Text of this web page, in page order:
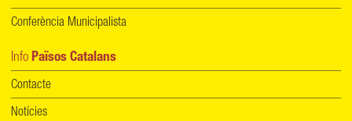
Conferència Municipalista
Info Països Catalans
Contacte
Notícies